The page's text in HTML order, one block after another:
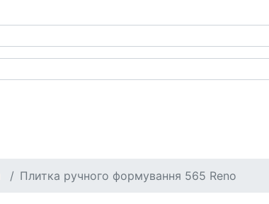
Плитка ручного формування 565 Reno